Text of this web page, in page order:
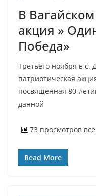
В
акция »
Победа»
Третьего ноября в с.
патриотическая
посвященная 80-
данной
73 просмотров
Read More